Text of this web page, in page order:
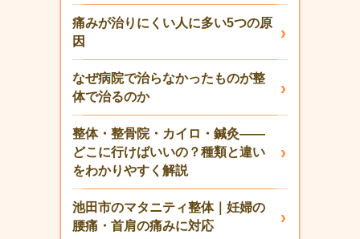
痛みが治りにくい人に多い5つの原
因
なぜ病院で治らなかったものが整
体で治るのか
整体・整骨院・カイロ・鍼灸——
どこに行けばいいの？種類と違い
をわかりやすく解説
池田市のマタニティ整体｜妊婦の
腰痛・首肩の痛みに対応